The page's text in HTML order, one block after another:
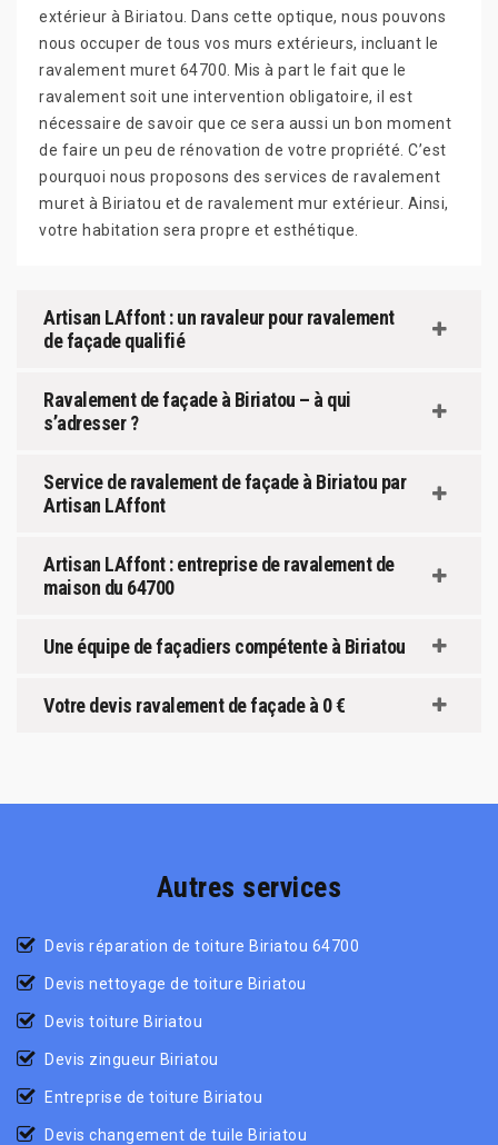
extérieur à Biriatou. Dans cette optique, nous pouvons
nous occuper de tous vos murs extérieurs, incluant le
ravalement muret 64700. Mis à part le fait que le
ravalement soit une intervention obligatoire, il est
nécessaire de savoir que ce sera aussi un bon moment
de faire un peu de rénovation de votre propriété. C’est
pourquoi nous proposons des services de ravalement
muret à Biriatou et de ravalement mur extérieur. Ainsi,
votre habitation sera propre et esthétique.
Artisan LAffont : un ravaleur pour ravalement
de façade qualifié
Ravalement de façade à Biriatou – à qui
s’adresser ?
Service de ravalement de façade à Biriatou par
Artisan LAffont
Artisan LAffont : entreprise de ravalement de
maison du 64700
Une équipe de façadiers compétente à Biriatou
Votre devis ravalement de façade à 0 €
Autres services
Devis réparation de toiture Biriatou 64700
Devis nettoyage de toiture Biriatou
Devis toiture Biriatou
Devis zingueur Biriatou
Entreprise de toiture Biriatou
Devis changement de tuile Biriatou